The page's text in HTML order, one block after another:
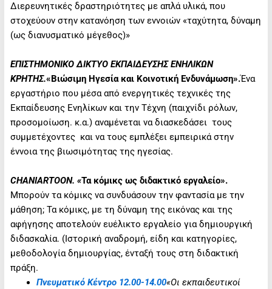
Διερευνητικές δραστηριότητες με απλά υλικά, που
στοχεύουν στην κατανόηση των εννοιών «ταχύτητα, δύναμη
(ως διανυσματικό μέγεθος)»
ΕΠΙΣΤΗΜΟΝΙΚΟ ΔΙΚΤΥΟ ΕΚΠΑΙΔΕΥΣΗΣ ΕΝΗΛΙΚΩΝ
ΚΡΗΤΗΣ.«Βιώσιμη Ηγεσία και Κοινοτική Ενδυνάμωση».Ένα
εργαστήριο που μέσα από ενεργητικές τεχνικές της
Εκπαίδευσης Ενηλίκων και την Τέχνη (παιχνίδι ρόλων,
προσομοίωση. κ.α.) αναμένεται να διασκεδάσει τους
συμμετέχοντες και να τους εμπλέξει εμπειρικά στην
έννοια της βιωσιμότητας της ηγεσίας.
CHANIARTOON. «Τα κόμικς ως διδακτικό εργαλείο».
Μπορούν τα κόμικς να συνδυάσουν την φαντασία με την
μάθηση; Τα κόμικς, με τη δύναμη της εικόνας και της
αφήγησης αποτελούν ευέλικτο εργαλείο για δημιουργική
διδασκαλία. (Ιστορική αναδρομή, είδη και κατηγορίες,
μεθοδολογία δημιουργίας, ένταξή τους στη διδακτική
πράξη.
Πνευματικό Κέντρο 12.00-14.00«Οι εκπαιδευτικοί